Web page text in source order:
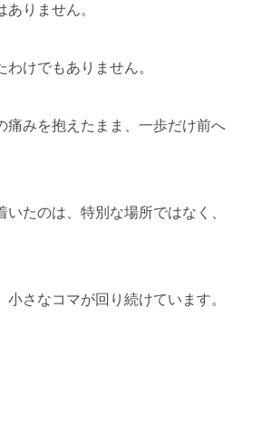
りません。
けでもありません。
痛みを抱えたまま、一歩だけ前へ
いたのは、特別な場所ではなく、
小さなコマが回り続けています。